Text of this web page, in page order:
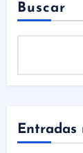
Buscar
Entradas